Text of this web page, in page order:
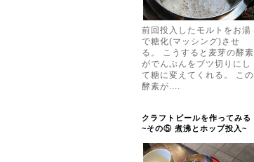
前回投入したモルトをお湯
で糖化(マッシング)させ
る。 こうすると麦芽の酵素
がでんぷんをブツ切りにし
て糖に変えてくれる。 この
酵素が....
クラフトビールを作ってみる
~その⑤ 煮沸とホップ投入~